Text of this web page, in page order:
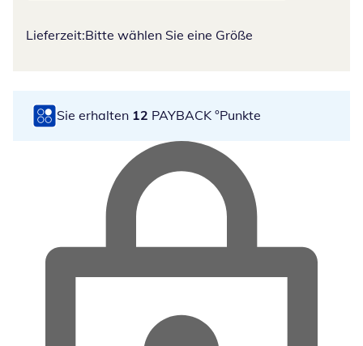
Lieferzeit:Bitte wählen Sie eine Größe
Sie erhalten 12 PAYBACK °Punkte